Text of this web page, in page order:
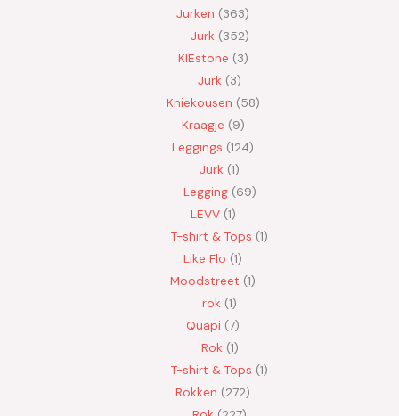
Jurken 363
Jurk 352
KIEstone 3
Jurk 3
Kniekousen 58
Kraagje 9
Leggings 124
Jurk 1
Legging 69
LEVV 1
T-shirt & Tops 1
Like Flo 1
Moodstreet 1
rok 1
Quapi 7
Rok 1
T-shirt & Tops 1
Rokken 272